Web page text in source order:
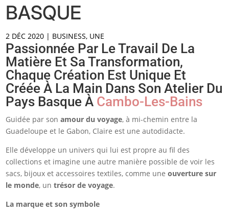
BASQUE
2 DÉC 2020 | BUSINESS, UNE
Passionnée Par Le Travail De La
Matière Et Sa Transformation,
Chaque Création Est Unique Et
Créée À La Main Dans Son Atelier Du
Pays Basque À Cambo-Les-Bains
Guidée par sonamour du voyage, à mi-chemin entre la
Guadeloupe et le Gabon, Claire est une autodidacte.
Elle développe un univers qui lui est propre au fil des
collections et imagine une autre manière possible de voir les
sacs, bijoux et accessoires textiles, comme uneouverture sur
le monde, untrésor de voyage.
La marque et son symbole